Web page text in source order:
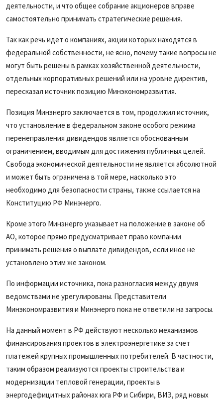
деятельности, и что общее собрание акционеров вправе
самостоятельно принимать стратегические решения.
Так как речь идет о компаниях, акции которых находятся в
федеральной собственности, не ясно, почему такие вопросы не
могут быть решены в рамках хозяйственной деятельности,
отдельных корпоративных решений или на уровне директив,
пересказал источник позицию Минэкономразвития.
Позиция Минэнерго заключается в том, продолжил источник,
что установление в федеральном законе особого режима
перенеправления дивидендов является обоснованным
ограничением, вводимым для достижения публичных целей.
Свобода экономической деятельности не является абсолютной
и может быть ограничена в той мере, насколько это
необходимо для безопасности страны, также ссылается на
Конституцию РФ Минэнерго.
Кроме этого Минэнерго указывает на положение в законе об
АО, которое прямо предусматривает право компании
принимать решения о выплате дивидендов, если иное не
установлено этим же законом.
По информации источника, пока разногласия между двумя
ведомствами не урегулированы. Представители
Минэкономразвития и Минэнерго пока не ответили на запросы.
На данный момент в РФ действуют несколько механизмов
финансирования проектов в электроэнергетике за счет
платежей крупных промышленных потребителей. В частности,
таким образом реализуются проекты строительства и
модернизации тепловой генерации, проекты в
энергодефицитных районах юга РФ и Сибири, ВИЭ, ряд новых